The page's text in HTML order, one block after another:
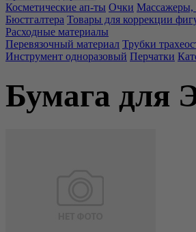
Косметические ап-ты Очки Массажеры,
Бюстгалтера Товары для коррекции
Расходные материалы
Перевязочный материал Трубки
Инструмент одноразовый Перчатки
Бумага для